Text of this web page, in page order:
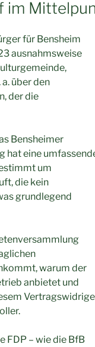
im
für Bensheim
ausnahmsweise
über den
der die
Bensheimer
hat eine
um
die kein
grundlegend
warum der
anbietet und
FDP – wie die BfB